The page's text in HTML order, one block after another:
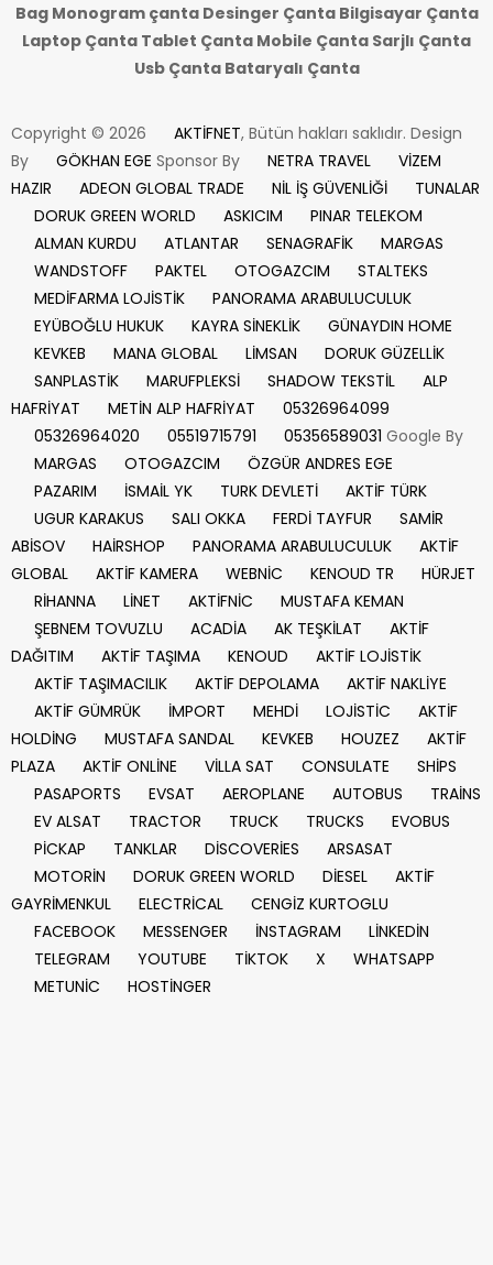
Bag Monogram çanta Desinger Çanta Bilgisayar Çanta
Laptop Çanta Tablet Çanta Mobile Çanta Sarjlı Çanta
Usb Çanta Bataryalı Çanta
Copyright © 2026 AKTİFNET, Bütün hakları saklıdır. Design
By
GÖKHAN EGE Sponsor By NETRA TRAVEL
VİZEM
HAZIR
ADEON GLOBAL TRADE NİL İŞ GÜVENLİĞİ
TUNALAR
DORUK GREEN WORLD
ASKICIM
PINAR TELEKOM
ALMAN KURDU
ATLANTAR SENAGRAFİK
MARGAS
WANDSTOFF
PAKTEL OTOGAZCIM
STALTEKS
MEDİFARMA LOJİSTİK
PANORAMA ARABULUCULUK
EYÜBOĞLU HUKUK
KAYRA SİNEKLİK
GÜNAYDIN HOME
KEVKEB
MANA GLOBAL LİMSAN
DORUK GÜZELLİK
SANPLASTİK
MARUFPLEKSİ SHADOW TEKSTİL
ALP
HAFRİYAT
METİN ALP HAFRİYAT
05326964099
05326964020
05519715791 05356589031 Google By
MARGAS
OTOGAZCIM
ÖZGÜR ANDRES EGE
PAZARIM
İSMAİL YK TURK DEVLETİ
AKTİF TÜRK
UGUR KARAKUS
SALI OKKA FERDİ TAYFUR
SAMİR
ABİSOV
HAİRSHOP PANORAMA ARABULUCULUK
AKTİF
GLOBAL
AKTİF KAMERA WEBNİC KENOUD TR
HÜRJET
RİHANNA
LİNET AKTİFNİC
MUSTAFA KEMAN
ŞEBNEM TOVUZLU
ACADİA AK TEŞKİLAT
AKTİF
DAĞITIM
AKTİF TAŞIMA KENOUD
AKTİF LOJİSTİK
AKTİF TAŞIMACILIK
AKTİF DEPOLAMA
AKTİF NAKLİYE
AKTİF GÜMRÜK
İMPORT MEHDİ LOJİSTİC
AKTİF
HOLDİNG
MUSTAFA SANDAL KEVKEB HOUZEZ
AKTİF
PLAZA
AKTİF ONLİNE VİLLA SAT CONSULATE
SHİPS
PASAPORTS
EVSAT AEROPLANE AUTOBUS
TRAİNS
EV ALSAT
TRACTOR TRUCK TRUCKS
EVOBUS
PİCKAP
TANKLAR DİSCOVERİES
ARSASAT
MOTORİN
DORUK GREEN WORLD DİESEL
AKTİF
GAYRİMENKUL
ELECTRİCAL
CENGİZ KURTOGLU
FACEBOOK
MESSENGER İNSTAGRAM
LİNKEDİN
TELEGRAM
YOUTUBE TİKTOK X
WHATSAPP
METUNİC
HOSTİNGER